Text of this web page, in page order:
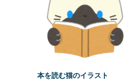
本を読む猫のイラスト